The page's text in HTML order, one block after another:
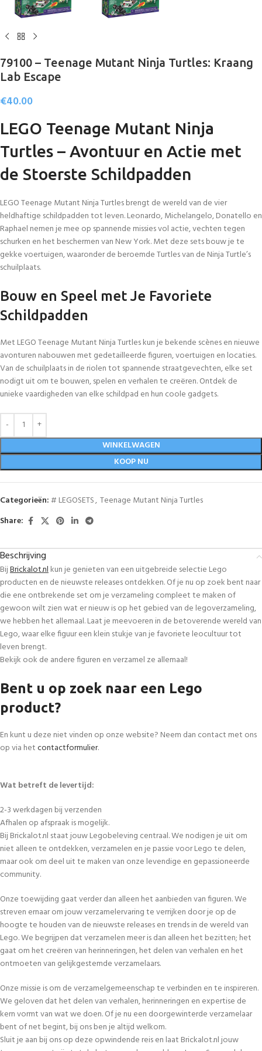
79100 – Teenage Mutant Ninja Turtles: Kraang
Lab Escape
€40.00
LEGO Teenage Mutant Ninja
Turtles – Avontuur en Actie met
de Stoerste Schildpadden
LEGO Teenage Mutant Ninja Turtles brengt de wereld van de vier
heldhaftige schildpadden tot leven. Leonardo, Michelangelo, Donatello en
Raphael nemen je mee op spannende missies vol actie, vechten tegen
schurken en het beschermen van New York. Met deze sets bouw je te
gekke voertuigen, waaronder de beroemde Turtles van de Ninja Turtle’s
schuilplaats.
Bouw en Speel met Je Favoriete
Schildpadden
Met LEGO Teenage Mutant Ninja Turtles kun je bekende scènes en nieuwe
avonturen nabouwen met gedetailleerde figuren, voertuigen en locaties.
Van de schuilplaats in de riolen tot spannende straatgevechten, elke set
nodigt uit om te bouwen, spelen en verhalen te creëren. Ontdek de
unieke vaardigheden van elke schildpad en hun coole gadgets.
WINKELWAGEN
KOOP NU
Categorieën:# LEGOSETS, Teenage Mutant Ninja Turtles
Share:
Beschrijving
BijBrickalot.nlkun je genieten van een uitgebreide selectie Lego
producten en de nieuwste releases ontdekken. Of je nu op zoek bent naar
die ene ontbrekende set om je verzameling compleet te maken of
gewoon wilt zien wat er nieuw is op het gebied van de legoverzameling,
we hebben het allemaal. Laat je meevoeren in de betoverende wereld van
Lego, waar elke figuur een klein stukje van je favoriete leocultuur tot
leven brengt.
Bekijk ook de andere figuren en verzamel ze allemaal!
Bent u op zoek naar een Lego
product?
En kunt u deze niet vinden op onze website? Neem dan contact met ons
op via hetcontactformulier.
Wat betreft de levertijd:
2-3 werkdagen bij verzenden
Afhalen op afspraak is mogelijk.
Bij Brickalot.nl staat jouw Legobeleving centraal. We nodigen je uit om
niet alleen te ontdekken, verzamelen en je passie voor Lego te delen,
maar ook om deel uit te maken van onze levendige en gepassioneerde
community.
Onze toewijding gaat verder dan alleen het aanbieden van figuren. We
streven ernaar om jouw verzamelervaring te verrijken door je op de
hoogte te houden van de nieuwste releases en trends in de wereld van
Lego. We begrijpen dat verzamelen meer is dan alleen het bezitten; het
gaat om het creëren van herinneringen, het delen van verhalen en het
ontmoeten van gelijkgestemde verzamelaars.
Onze missie is om de verzamelgemeenschap te verbinden en te inspireren.
We geloven dat het delen van verhalen, herinneringen en expertise de
kern vormt van wat we doen. Of je nu een doorgewinterde verzamelaar
bent of net begint, bij ons ben je altijd welkom.
Sluit je aan bij ons op deze opwindende reis en laat Brickalot.nl jouw